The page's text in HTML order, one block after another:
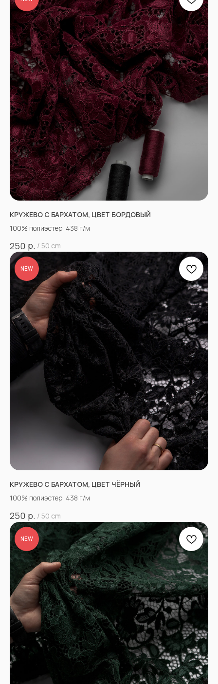
КРУЖЕВО С БАРХАТОМ, ЦВЕТ БОРДОВЫЙ
100% полиэстер, 438 г/м
250 р. / 50 cm
NEW
КРУЖЕВО С БАРХАТОМ, ЦВЕТ ЧЁРНЫЙ
100% полиэстер, 438 г/м
250 р. / 50 cm
NEW